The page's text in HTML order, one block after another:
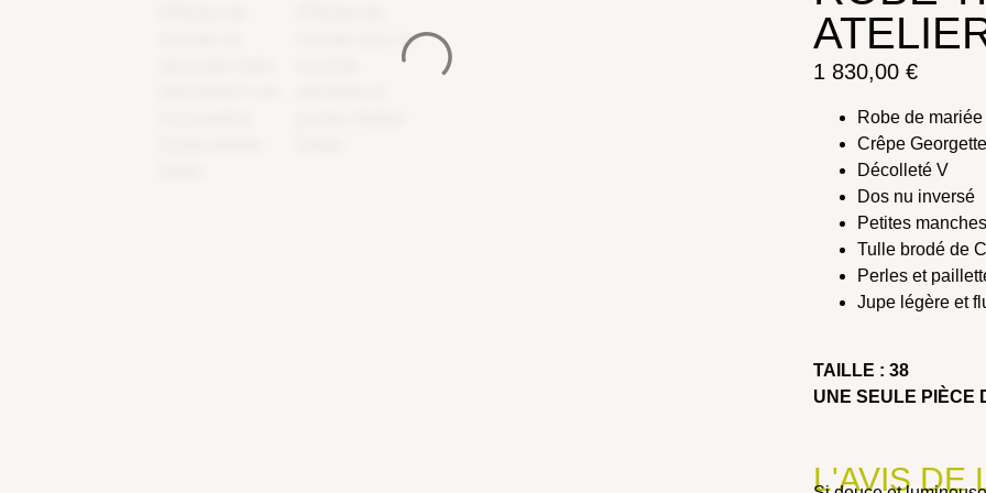
1 830,00€
Robe de
Crêpe
Décolleté V
Dos nu inversé
Petites manches
Tulle brodé de
Perles et
Jupe légère et
TAILLE : 38
UNE SEULE PIÈCE
L'AVIS DE